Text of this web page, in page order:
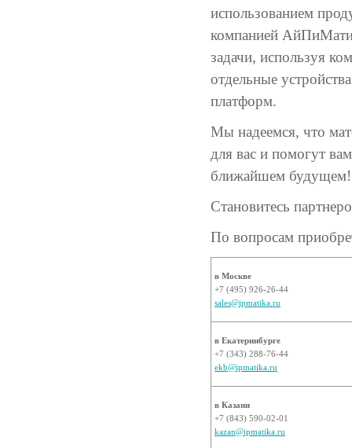
использованием
компанией
задачи, используя
отдельные
платформ.
Мы надеемся, что
для вас и помогут
ближайшем будущем!
Становитесь
По вопросам
в Москве
+7 (495) 926-26-44
sales@ipmatika.ru
в Екатеринбурге
+7 (343) 288-76-44
ekb@ipmatika.ru
в Казани
+7 (843) 590-02-01
kazan@ipmatika.ru